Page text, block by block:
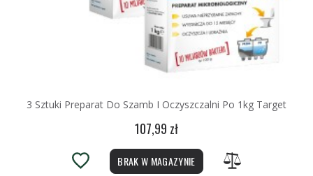
3 Sztuki Preparat Do Szamb I Oczyszczalni Po 1kg Target
107,99 zł
BRAK W MAGAZYNIE